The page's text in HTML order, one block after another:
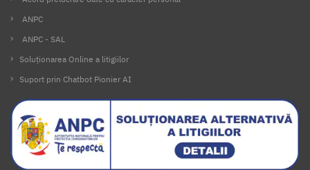
ANPC
ANPC - SAL
Soluționarea Online a litigiilor
Suport prin Chatbot Pionier AI